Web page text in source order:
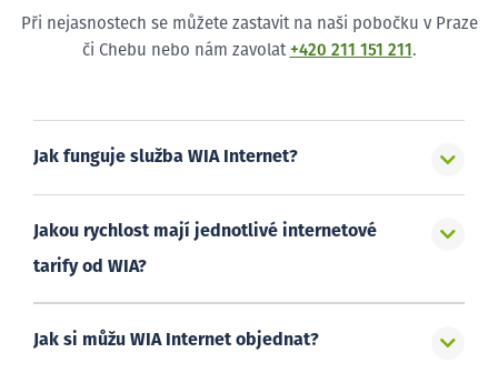
Při nejasnostech se můžete zastavit na naši pobočku v Praze
či Chebu nebo nám zavolat +420 211 151 211 .
Jak funguje služba WIA Internet?
Jakou rychlost mají jednotlivé internetové
tarify od WIA?
Jak si můžu WIA Internet objednat?